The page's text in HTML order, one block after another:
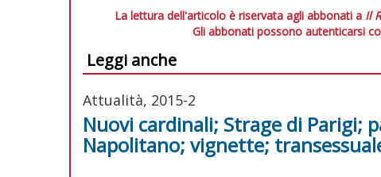
La lettura dell'articolo è riservata agli abbonati a Il
Gli abbonati possono autenticarsi
Leggi anche
Attualità, 2015-2
Nuovi cardinali; Strage di Parigi;
Napolitano; vignette;